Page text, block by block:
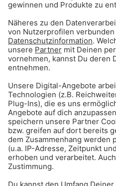
Gong 96.3 -
ANZEIGE - Sichere
den Triassic Park